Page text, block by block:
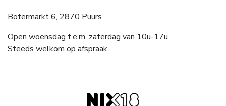
Botermarkt 6, 2870 Puurs
Open woensdag t.e.m. zaterdag van 10u-17u
Steeds welkom op afspraak